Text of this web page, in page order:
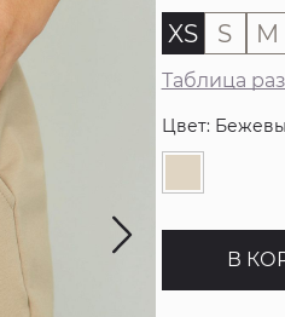
XS S M
Таблица
Цвет:
В